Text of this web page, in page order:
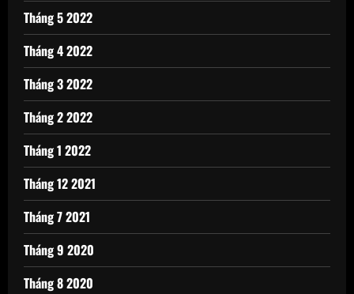
Tháng 5 2022
Tháng 4 2022
Tháng 3 2022
Tháng 2 2022
Tháng 1 2022
Tháng 12 2021
Tháng 7 2021
Tháng 9 2020
Tháng 8 2020